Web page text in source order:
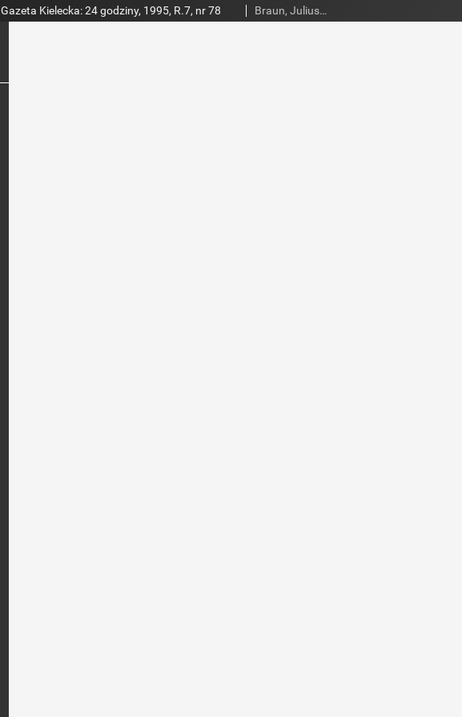
Gazeta Kielecka: 24 godziny, 1995, R.7, nr 78 Braun, Juliusz (1948- ). Red.